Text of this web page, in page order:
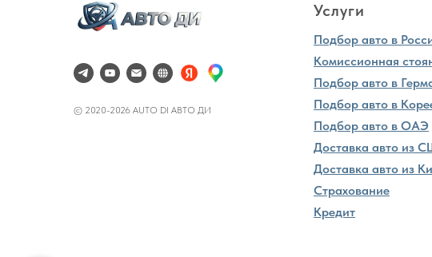
© 2020-2026 AUTO DI АВТО ДИ
Услуги
Подбор авто в
Комиссионная
Подбор авто в
Подбор авто в
Подбор авто в ОАЭ
Доставка авто из
Доставка авто из
Страхование
Кредит